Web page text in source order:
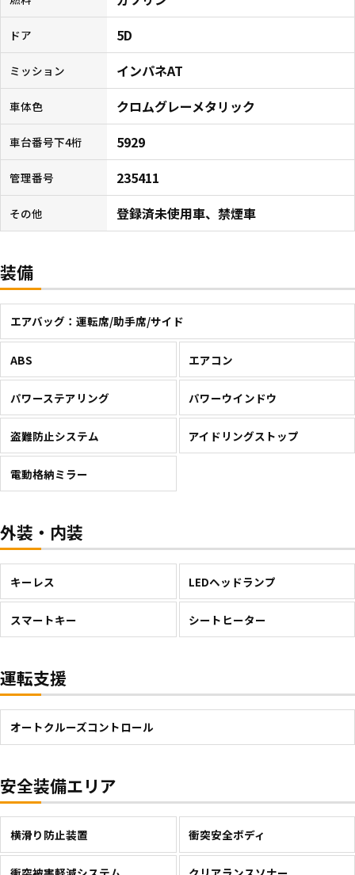
ドア 5D
ミッション インパネAT
車体色 クロムグレーメタリック
車台番号下4桁 5929
管理番号 235411
その他 登録済未使用車、禁煙車
装備
エアバッグ：運転席/助手席/サイド
ABS エアコン
パワーステアリング パワーウインドウ
盗難防止システム アイドリングストップ
電動格納ミラー
外装・内装
キーレス LEDヘッドランプ
スマートキー シートヒーター
運転支援
オートクルーズコントロール
安全装備エリア
横滑り防止装置 衝突安全ボディ